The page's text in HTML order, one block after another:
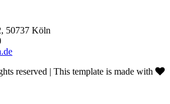
50737 Köln
reserved | This template is made with